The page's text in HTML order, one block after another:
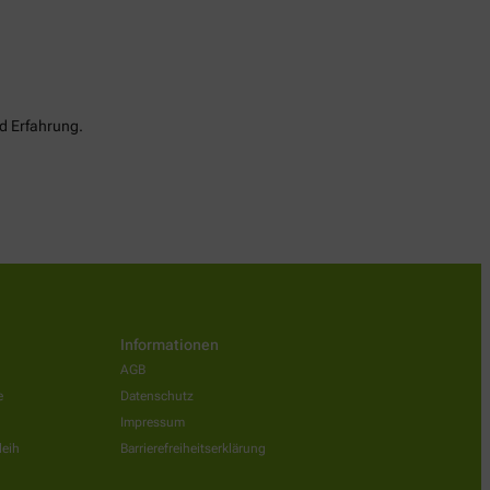
Erfahrung.
Informationen
AGB
Datenschutz
Impressum
Barrierefreiheitserklärung